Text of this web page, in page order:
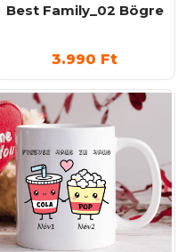
Best Family_02 Bögre
3.990 Ft